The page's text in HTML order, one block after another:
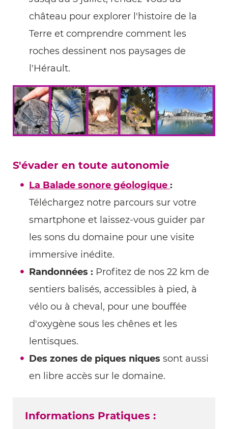
château pour explorer l'histoire de la
Terre et comprendre comment les
roches dessinent nos paysages de
l'Hérault.
S'évader en toute autonomie
La Balade sonore géologique :
Téléchargez notre parcours sur votre
smartphone et laissez-vous guider par
les sons du domaine pour une visite
immersive inédite.
Randonnées : Profitez de nos 22 km de
sentiers balisés, accessibles à pied, à
vélo ou à cheval, pour une bouffée
d'oxygène sous les chênes et les
lentisques.
Des zones de piques niques sont aussi
en libre accès sur le domaine.
Informations Pratiques :